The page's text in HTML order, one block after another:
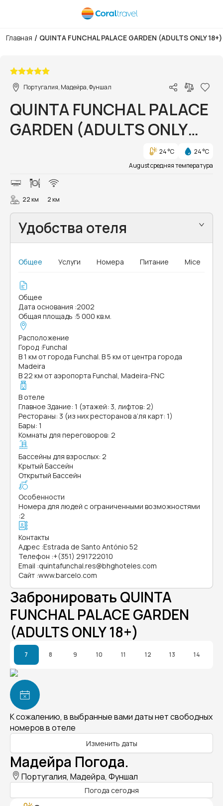
Главная / QUINTA FUNCHAL PALACE GARDEN (ADULTS ONLY 18+)
Португалия, Мадейра, Фуншал
QUINTA FUNCHAL PALACE
GARDEN (ADULTS ONLY
24 °C
24 °C
August средняя температура
22 км 2 км
Удобства отеля
Общее Услуги Номера Питание Mice
Общее
Дата основания :2002
Общая площадь :5 000 кв.м.
Расположение
Город :Funchal
В 1 км от города Funchal. В 5 км от центра города
Madeira
В 22 км от аэропорта Funchal, Madeira-FNC
В отеле
Главное Здание: 1 (этажей: 3, лифтов: 2)
Рестораны: 3 (из них ресторанов а’ля карт: 1)
Бары: 1
Комнаты для переговоров: 2
Бассейны для взрослых: 2
Крытый Бассейн
Открытый Бассейн
Особенности
Номера для людей с ограниченными возможностями
:2
Контакты
Адрес :Estrada de Santo António 52
Телефон :+(351) 291722010
Email :quintafunchal.res@bhghoteles.com
Сайт :www.barcelo.com
Забронировать QUINTA
FUNCHAL PALACE GARDEN
(ADULTS ONLY 18+)
7 8 9 10 11 12 13 14
К сожалению, в выбранные вами даты нет свободных
номеров в отеле
Изменить даты
Мадейра Погода.
Португалия, Мадейра, Фуншал
Погода сегодня